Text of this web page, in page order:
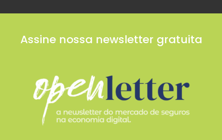
Assine nossa newsletter gratuita